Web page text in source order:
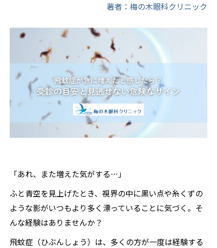
著者：梅の木眼科クリニック
「あれ、また増えた気がする…」
ふと青空を見上げたとき、視界の中に黒い点や糸くずの
ような影がいつもより多く漂っていることに気づく。そ
んな経験はありませんか？
飛蚊症（ひぶんしょう）は、多くの方が一度は経験する